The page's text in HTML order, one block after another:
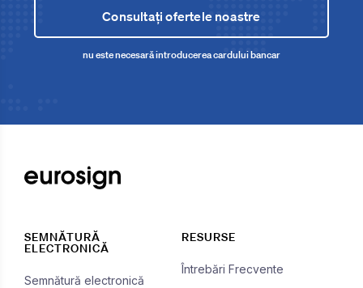
Consultați ofertele noastre
nu este necesară introducerea cardului bancar
SEMNĂTURĂ
ELECTRONICĂ
Semnătură electronică
RESURSE
Întrebări Frecvente